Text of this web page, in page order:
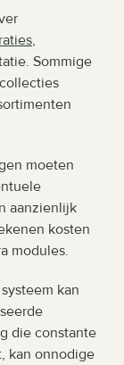
,
Sommige
moeten
aanzienlijk
kosten
modules.
kan
die constante
kan onnodige